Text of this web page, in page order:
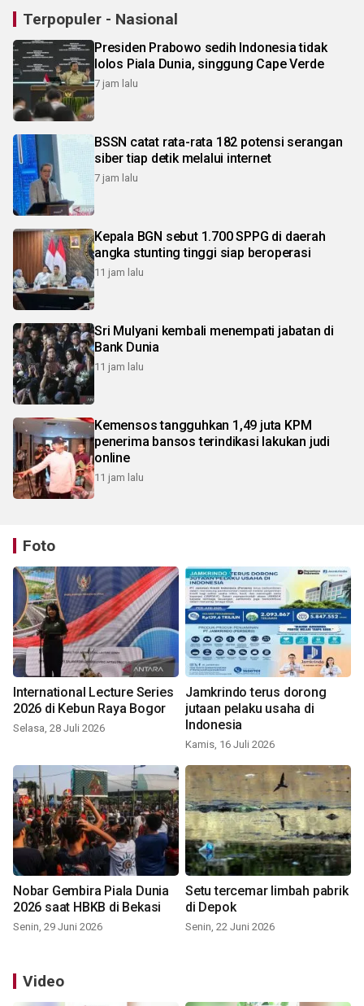
Terpopuler - Nasional
Presiden Prabowo sedih Indonesia tidak
lolos Piala Dunia, singgung Cape Verde
7 jam lalu
BSSN catat rata-rata 182 potensi serangan
siber tiap detik melalui internet
7 jam lalu
Kepala BGN sebut 1.700 SPPG di daerah
angka stunting tinggi siap beroperasi
11 jam lalu
Sri Mulyani kembali menempati jabatan di
Bank Dunia
11 jam lalu
Kemensos tangguhkan 1,49 juta KPM
penerima bansos terindikasi lakukan judi
online
11 jam lalu
Foto
International Lecture Series
2026 di Kebun Raya Bogor
Selasa, 28 Juli 2026
Jamkrindo terus dorong
jutaan pelaku usaha di
Indonesia
Kamis, 16 Juli 2026
Nobar Gembira Piala Dunia
2026 saat HBKB di Bekasi
Senin, 29 Juni 2026
Setu tercemar limbah pabrik
di Depok
Senin, 22 Juni 2026
Video